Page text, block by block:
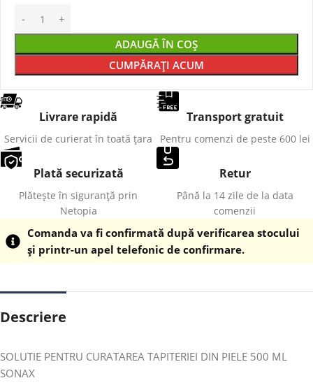
ADAUGĂ ÎN COȘ
CUMPĂRAȚI ACUM
Livrare rapidă
Servicii de curierat în toată țara
Transport gratuit
Pentru comenzi de peste 600 lei
Plată securizată
Plătește în siguranță prin
Netopia
Retur
Până la 14 zile de la data
comenzii
Comanda va fi confirmată după verificarea stocului
și printr-un apel telefonic de confirmare.
Descriere
SOLUTIE PENTRU CURATAREA TAPITERIEI DIN PIELE 500 ML
SONAX